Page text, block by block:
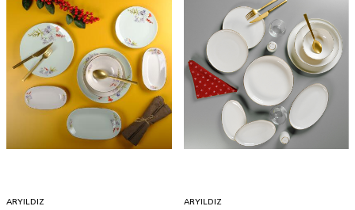
ARYILDIZ ARYILDIZ